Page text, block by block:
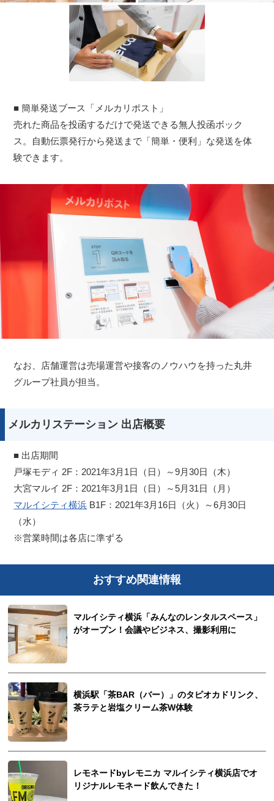
■ 簡単発送ブース「メルカリポスト」
売れた商品を投函するだけで発送できる無人投函ボック
ス。自動伝票発行から発送まで「簡単・便利」な発送を体
験できます。
なお、店舗運営は売場運営や接客のノウハウを持った丸井
グループ社員が担当。
メルカリステーション 出店概要
■ 出店期間
戸塚モディ 2F：2021年3月1日（日）～9月30日（木）
大宮マルイ 2F：2021年3月1日（日）～5月31日（月）
マルイシティ横浜 B1F：2021年3月16日（火）～6月30日
（水）
※営業時間は各店に準ずる
おすすめ関連情報
マルイシティ横浜「みんなのレンタルスペース」
がオープン！会議やビジネス、撮影利用に
横浜駅「茶BAR（バー）」のタピオカドリンク、
茶ラテと岩塩クリーム茶W体験
レモネードbyレモニカ マルイシティ横浜店でオ
リジナルレモネード飲んできた！